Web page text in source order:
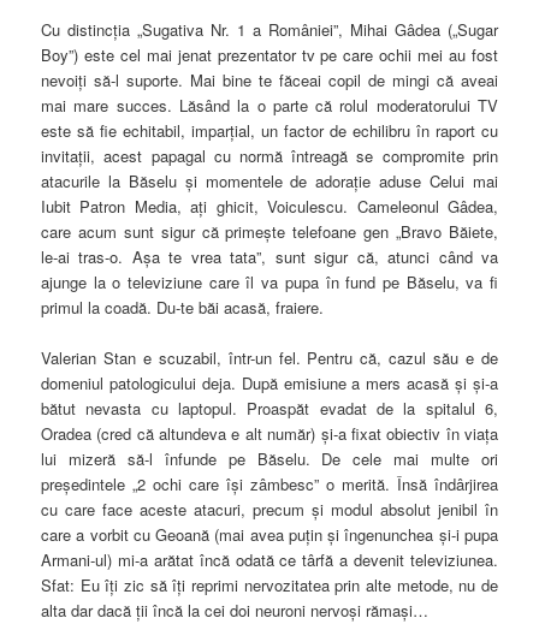
Cu distincţia „Sugativa Nr. 1 a României”, Mihai Gâdea („Sugar
Boy”) este cel mai jenat prezentator tv pe care ochii mei au fost
nevoiţi să-l suporte. Mai bine te făceai copil de mingi că aveai
mai mare succes. Lăsând la o parte că rolul moderatorului TV
este să fie echitabil, imparţial, un factor de echilibru în raport cu
invitaţii, acest papagal cu normă întreagă se compromite prin
atacurile la Băselu şi momentele de adoraţie aduse Celui mai
Iubit Patron Media, aţi ghicit, Voiculescu. Cameleonul Gâdea,
care acum sunt sigur că primeşte telefoane gen „Bravo Băiete,
le-ai tras-o. Aşa te vrea tata”, sunt sigur că, atunci când va
ajunge la o televiziune care îl va pupa în fund pe Băselu, va fi
primul la coadă. Du-te băi acasă, fraiere.
Valerian Stan e scuzabil, într-un fel. Pentru că, cazul său e de
domeniul patologicului deja. După emisiune a mers acasă şi şi-a
bătut nevasta cu laptopul. Proaspăt evadat de la spitalul 6,
Oradea (cred că altundeva e alt număr) şi-a fixat obiectiv în viaţa
lui mizeră să-l înfunde pe Băselu. De cele mai multe ori
preşedintele „2 ochi care îşi zâmbesc” o merită. Însă îndârjirea
cu care face aceste atacuri, precum şi modul absolut jenibil în
care a vorbit cu Geoană (mai avea puţin şi îngenunchea şi-i pupa
Armani-ul) mi-a arătat încă odată ce târfă a devenit televiziunea.
Sfat: Eu îţi zic să îţi reprimi nervozitatea prin alte metode, nu de
alta dar dacă ţii încă la cei doi neuroni nervoşi rămaşi…